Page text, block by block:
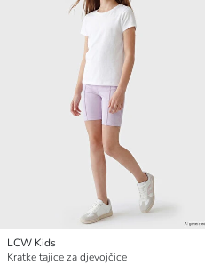
LCW Kids
Kratke tajice za djevojčice